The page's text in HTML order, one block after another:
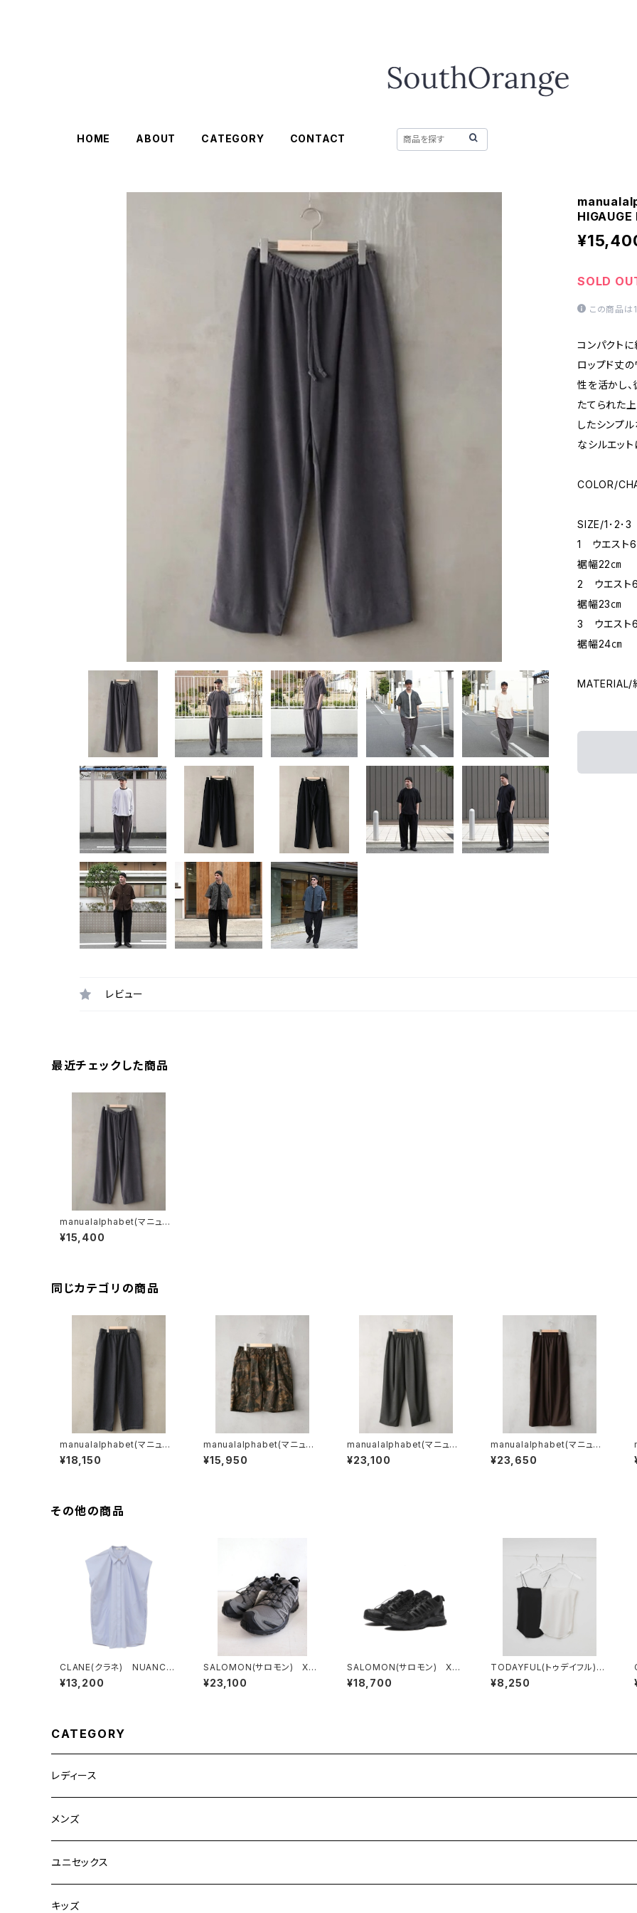
HOME ABOUT CATEGORY CONTACT
SOLD
この商品は
コンパクト
ロップド丈
性を活かし
たてられた
したシンプ
なシルエッ
COLOR/
SIZE/1･2･3
1 ウエス
裾幅22㎝
2 ウエス
裾幅23㎝
3 ウエス
裾幅24㎝
レビュー
最近チェックした商品
manualalphabet(マニュア
ルアルファベット) HIGAUG
E PILE EASY PANTS
¥15,400
同じカテゴリの商品
manualalphabet(マニュア
ルアルファベット) 12oz BL
ACK DENIM EASY PANTS
¥18,150
manualalphabet(マニュア
ルアルファベット) REAL-TR
EE CAMO EASY SHORTS
¥15,950
manualalphabet(マニュア
ルアルファベット) T/W 1TU
CK WIDE PANTS
¥23,100
manualalphabet(マニュア
ルアルファベット) T/W/R T
ROPICAL TUCK WIDE PA
¥23,650
その他の商品
CLANE(クラネ) NUANCE
SHOULDER OVER SHIRT
S SAX
¥13,200
SALOMON(サロモン) XA
PRO 3D GORE-TEX
¥23,100
SALOMON(サロモン) XA
PRO 3D AMPHIB Black
¥18,700
TODAYFUL(トゥデイフル)
Cupin Flatseam Camisol
e
¥8,250
CATEGORY
レディース
CLANE
TOPS
BOTTOMS
TEN.
ETRE TOKYO
メンズ
FUJITO
TOPS
CURLY
ユニセックス
20/80
キッズ